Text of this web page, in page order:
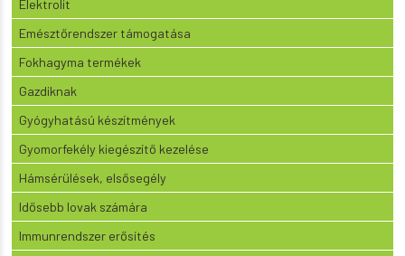
Elektrolit
Emésztőrendszer támogatása
Fokhagyma termékek
Gazdiknak
Gyógyhatású készítmények
Gyomorfekély kiegészítő kezelése
Hámsérülések, elsősegély
Idősebb lovak számára
Immunrendszer erősítés